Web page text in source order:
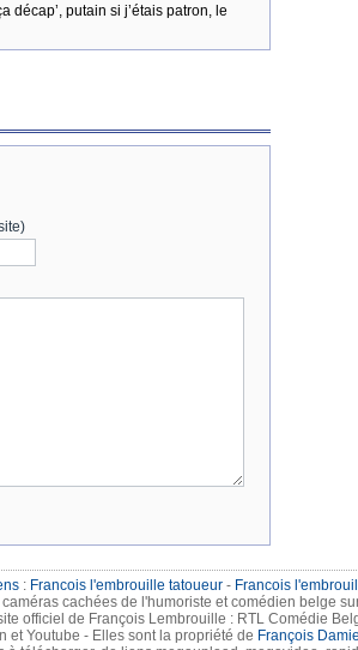
décap’, putain si j’étais patron, le
: Francois l'embrouille tatoueur - Francois
cachées de l'humoriste et comédien belge
officiel de François Lembrouille : RTL Comédie
et Youtube - Elles sont la propriété de François